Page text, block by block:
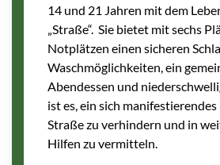
14 und 21 Jahren mit dem
„Straße“. Sie bietet mit sechs
Notplätzen einen sicheren
Waschmöglichkeiten, ein
Abendessen und
ist es, ein sich
Straße zu verhindern und in
Hilfen zu vermitteln.